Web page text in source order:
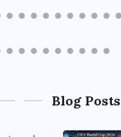
Blog Posts